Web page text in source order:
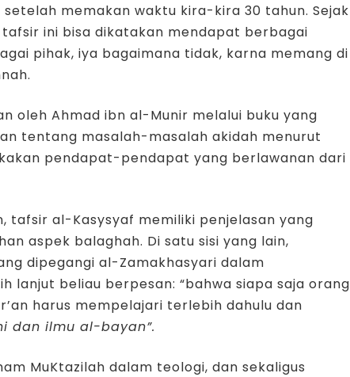
memakan waktu kira-kira 30 tahun. Sejak
ini bisa dikatakan mendapat berbagai
pihak, iya bagaimana tidak, karna memang di
oleh Ahmad ibn al-Munir melalui buku yang
tentang masalah-masalah akidah menurut
pendapat-pendapat yang berlawanan dari
tafsir al-Kasysyaf memiliki penjelasan yang
aspek balaghah. Di satu sisi yang lain,
dipegangi al-Zamakhasyari dalam
lanjut beliau berpesan: “bahwa siapa saja orang
harus mempelajari terlebih dahulu dan
dan ilmu al-bayan”.
MuKtazilah dalam teologi, dan sekaligus